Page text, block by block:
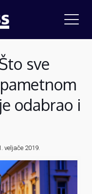
sve
odabrao i
veljače 2019.